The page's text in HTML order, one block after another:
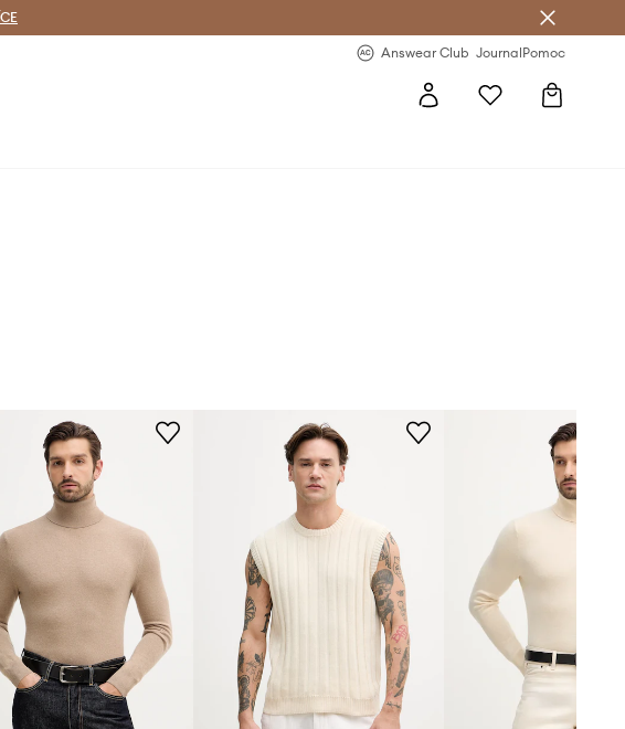
Answear Club JournalPomoc